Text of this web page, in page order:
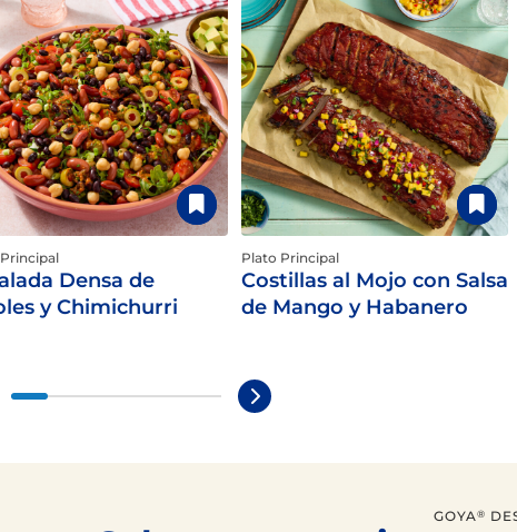
Densa de
y Chimichurri
Plato Principal
Costillas al Mojo con Salsa
de Mango y Habanero
GOYA®